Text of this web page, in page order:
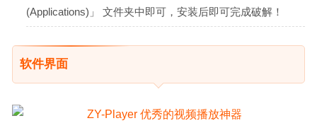
(Applications)」 文件夹中即可，安装后即可完成破解！
软件界面